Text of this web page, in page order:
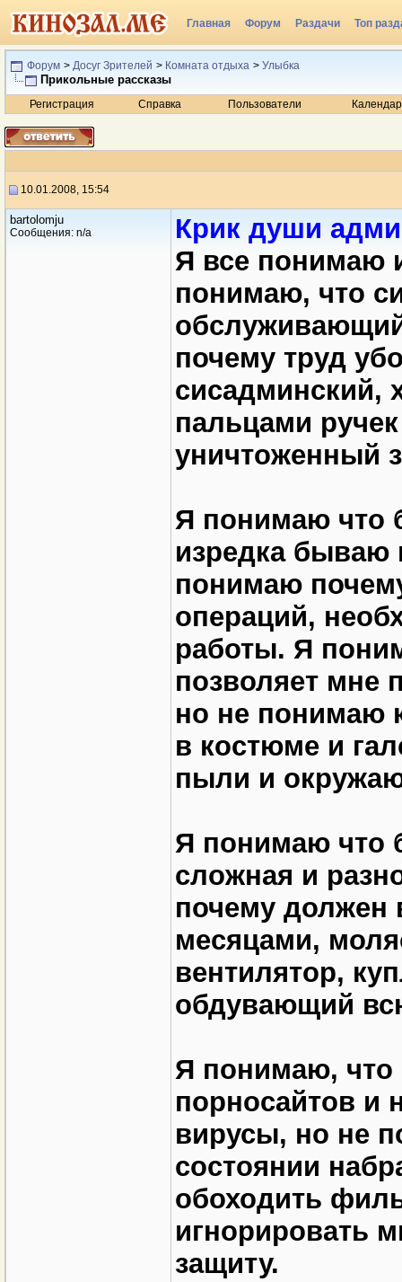
Главная Форум Раздачи Топ
Радио
Форум > Досуг Зрителей > Комната отдыха > Улыбка
Прикольные раcсказы
Регистрация Справка Пользователи
10.01.2008, 15:54
bartolomju
Сообщения: n/a
Крик души
Я все понимаю
понимаю, что
почему труд
сисадминский,
пальцами
уничтоженный
Я понимаю что
изредка бываю
понимаю
операций,
работы. Я
позволяет мне
но не понимаю
в костюме и
пыли и
Я понимаю что
сложная и
почему должен
месяцами,
вентилятор,
обдувающий
Я понимаю, что
порносайтов и
вирусы, но не
состоянии
обоходить
игнорировать
защиту.